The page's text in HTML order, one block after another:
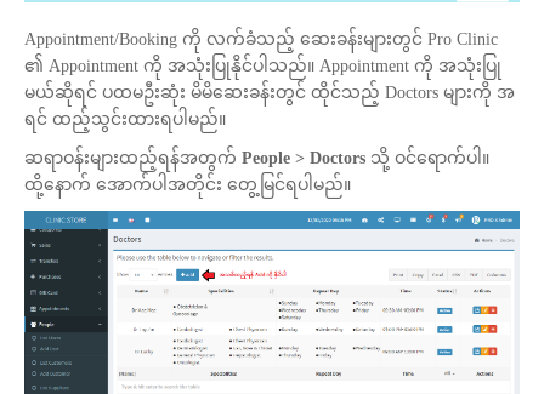
Appointment/Booking ကို လက်ခံသည့် ဆေးခန်းများတွင် Pro Clinic
၏ Appointment ကို အသုံးပြုနိုင်ပါသည်။ Appointment ကို အသုံးပြု
မယ်ဆိုရင် ပထမဦးဆုံး မိမိဆေးခန်းတွင် ထိုင်သည့် Doctors များကို အ
ရင် ထည့်သွင်းထားရပါမည်။
ဆရာဝန်းများထည့်ရန်အတွက် People > Doctors သို့ ဝင်ရောက်ပါ။
ထို့နောက် အောက်ပါအတိုင်း တွေ့မြင်ရပါမည်။